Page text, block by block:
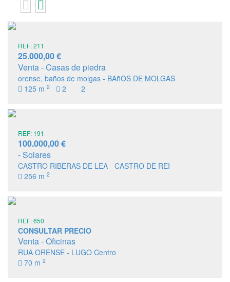
REF: 211
25.000,00 €
Venta - Casas de piedra
orense, baños de molgas - BAñOS DE MOLGAS
125 m 2 2 2
REF: 191
100.000,00 €
- Solares
CASTRO RIBERAS DE LEA - CASTRO DE REI
256 m 2
REF: 650
CONSULTAR PRECIO
Venta - Oficinas
RUA ORENSE - LUGO Centro
70 m 2